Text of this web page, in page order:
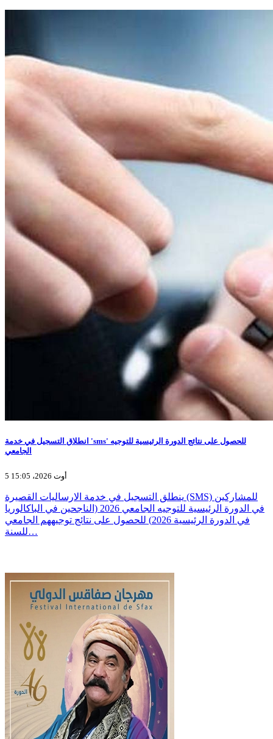
انطلاق التسجيل في خدمة 'sms' للحصول على نتائج الدورة الرئيسية للتوجيه
الجامعي
5 أوت 2026، 15:05
ينطلق التسجيل في خدمة الارساليات القصيرة (SMS) للمشاركين
في الدورة الرئيسية للتوجيه الجامعي 2026 (الناجحين في الباكالوريا
في الدورة الرئيسية 2026) للحصول على نتائج توجيههم الجامعي
للسنة…